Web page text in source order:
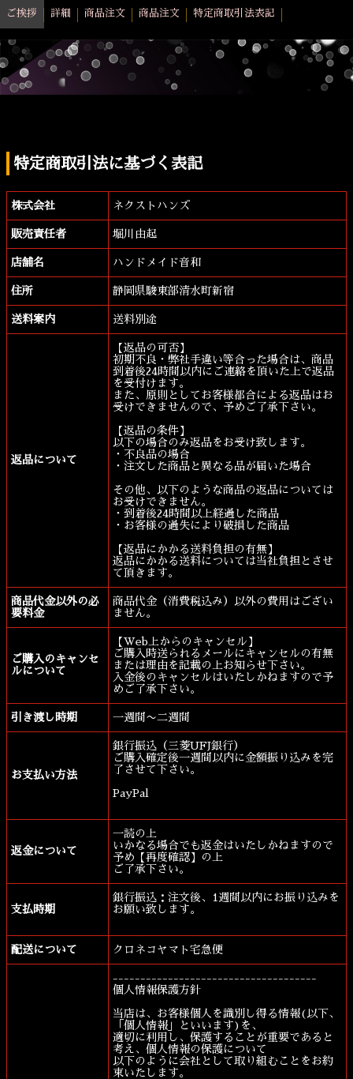
ご挨拶 詳細 商品注文 商品注文 特定商取引法表記
特定商取引法に基づく表記
株式会社 ネクストハンズ
販売責任者 堀川由起
店舗名 ハンドメイド音和
住所 静岡県駿東部清水町新宿
送料案内 送料別途
返品について
【返品の可否】
初期不良・弊社手違い等合った場合は、商品
到着後24時間以内にご連絡を頂いた上で返品
を受付けます。
また、原則としてお客様都合による返品はお
受けできませんので、予めご了承下さい。
【返品の条件】
以下の場合のみ返品をお受け致します。
・不良品の場合
・注文した商品と異なる品が届いた場合
その他、以下のような商品の返品については
お受けできません。
・到着後24時間以上経過した商品
・お客様の過失により破損した商品
【返品にかかる送料負担の有無】
返品にかかる送料については当社負担とさせ
て頂きます。
商品代金以外の必
要料金
商品代金（消費税込み）以外の費用はござい
ません。
ご購入のキャンセ
ルについて
【Web上からのキャンセル】
ご購入時送られるメールにキャンセルの有無
または理由を記載の上お知らせ下さい。
入金後のキャンセルはいたしかねますので予
めご了承下さい。
引き渡し時期 一週間〜二週間
お支払い方法
銀行振込（三菱UFJ銀行）
ご購入確定後一週間以内に金額振り込みを完
了させて下さい。
PayPal
返金について
一読の上
いかなる場合でも返金はいたしかねますので
予め【再度確認】の上
ご了承下さい。
支払時期
銀行振込：注文後、1週間以内にお振り込みを
お願い致します。
配送について クロネコヤマト宅急便
-------------------------------------
個人情報保護方針
当店は、お客様個人を識別し得る情報(以下、
「個人情報」といいます)を、
適切に利用し、保護することが重要であると
考え、個人情報の保護について
以下のように会社として取り組むことをお約
束いたします。